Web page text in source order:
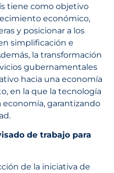
tiene como objetivo
económico,
y posicionar a los
simplificación e
la transformación
gubernamentales
hacia una economía
en la que la tecnología
garantizando
de trabajo para
de la iniciativa de